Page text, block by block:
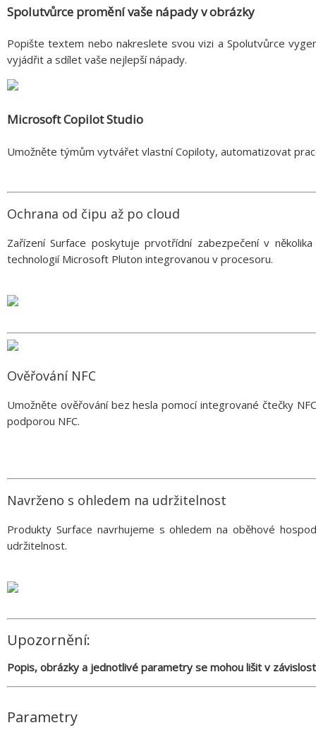
Spolutvůrce promění vaše nápady v obrázky
Popište textem nebo nakreslete svou vizi a Spolutvůrce
vyjádřit a sdílet vaše nejlepší nápady.
Microsoft Copilot Studio
Umožněte týmům vytvářet vlastní Copiloty, automatizovat
Ochrana od čipu až po cloud
Zařízení Surface poskytuje prvotřídní zabezpečení v
technologií Microsoft Pluton integrovanou v procesoru.
Ověřování NFC
Umožněte ověřování bez hesla pomocí integrované čtečky
podporou NFC.
Navrženo s ohledem na udržitelnost
Produkty Surface navrhujeme s ohledem na oběhové
udržitelnost.
Upozornění:
Popis, obrázky a jednotlivé parametry se mohou lišit v
Parametry